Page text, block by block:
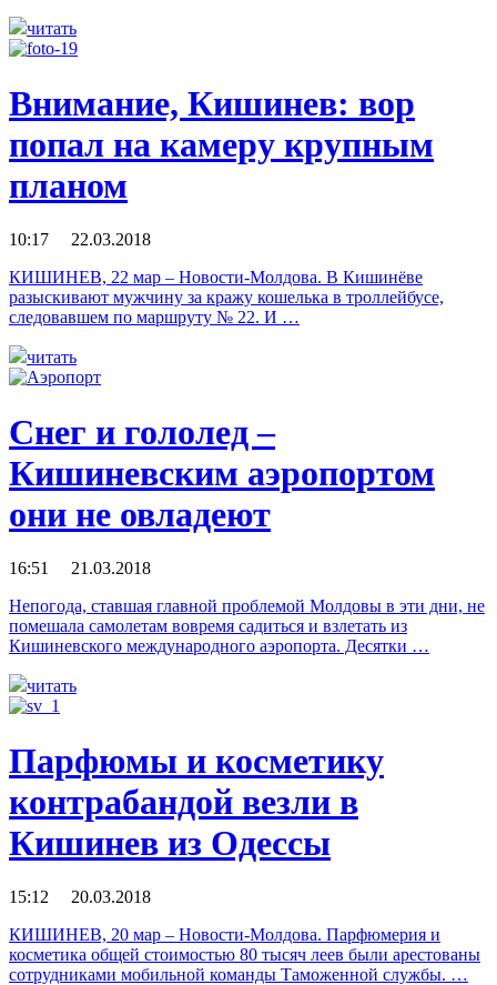
читать
Внимание, Кишинев: вор
попал на камеру крупным
планом
10:17 22.03.2018
КИШИНЕВ, 22 мар – Новости-Молдова. В Кишинёве
разыскивают мужчину за кражу кошелька в троллейбусе,
следовавшем по маршруту № 22. И …
читать
Снег и гололед –
Кишиневским аэропортом
они не овладеют
16:51 21.03.2018
Непогода, ставшая главной проблемой Молдовы в эти дни, не
помешала самолетам вовремя садиться и взлетать из
Кишиневского международного аэропорта. Десятки …
читать
Парфюмы и косметику
контрабандой везли в
Кишинев из Одессы
15:12 20.03.2018
КИШИНЕВ, 20 мар – Новости-Молдова. Парфюмерия и
косметика общей стоимостью 80 тысяч леев были арестованы
сотрудниками мобильной команды Таможенной службы. …